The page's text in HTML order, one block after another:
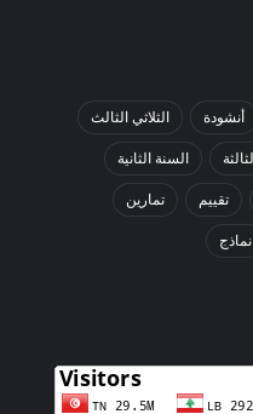
أنشودة الثلاثي الثالث
السنة الثانية
تقييم تمارين
نماذج